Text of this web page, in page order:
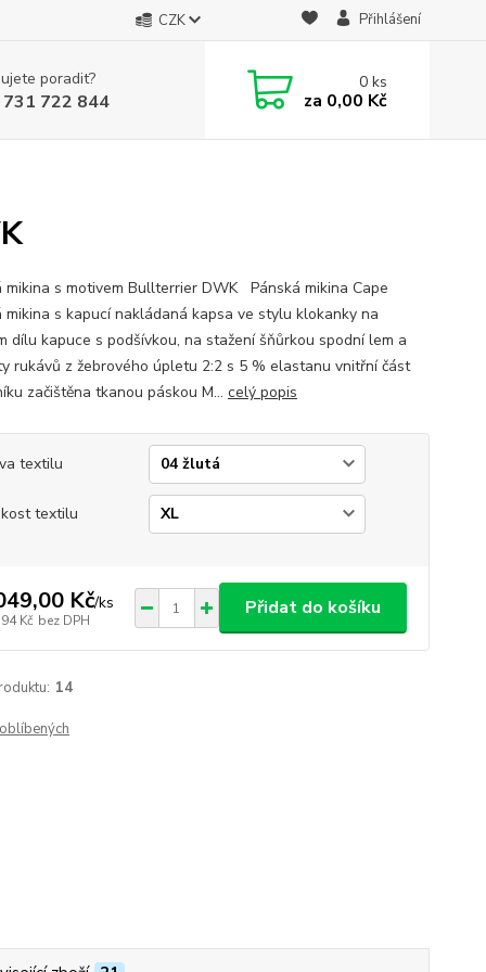
CZK Přihlášení
poradit?
722 844
0ks
za 0,00 Kč
mikina s motivem Bullterrier DWK Pánská mikina Cape
mikina s kapucí nakládaná kapsa ve stylu klokanky na
dílu kapuce s podšívkou, na stažení šňůrkou spodní lem a
rukávů z žebrového úpletu 2:2 s 5 % elastanu vnitřní část
začištěna tkanou páskou M... celý popis
textilu
textilu
Kč/ks
Kč bez DPH
Přidat do košíku
14